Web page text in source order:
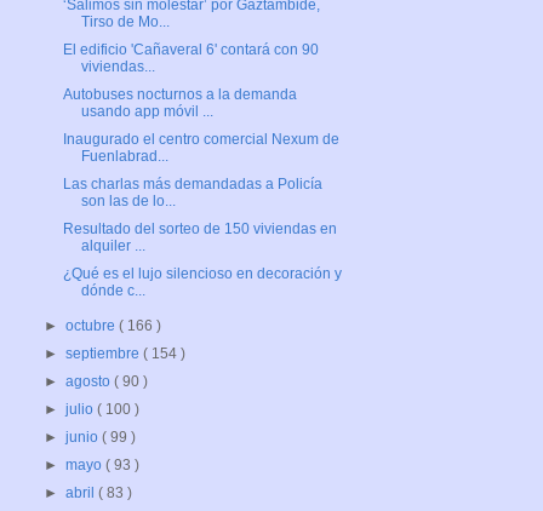
‘Salimos sin molestar’ por Gaztambide,
Tirso de Mo...
El edificio 'Cañaveral 6' contará con 90
viviendas...
Autobuses nocturnos a la demanda
usando app móvil ...
Inaugurado el centro comercial Nexum de
Fuenlabrad...
Las charlas más demandadas a Policía
son las de lo...
Resultado del sorteo de 150 viviendas en
alquiler ...
¿Qué es el lujo silencioso en decoración y
dónde c...
►octubre( 166 )
►septiembre( 154 )
►agosto( 90 )
►julio( 100 )
►junio( 99 )
►mayo( 93 )
►abril( 83 )